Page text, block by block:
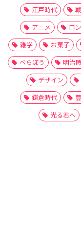
江戸時代
アニメ
ロ
雑学
お菓子
べらぼう
明治
デザイン
鎌倉時代
光る君へ